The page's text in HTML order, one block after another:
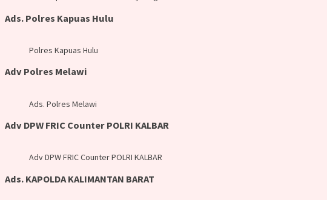
Ads. Polres Kapuas Hulu
Polres Kapuas Hulu
Adv Polres Melawi
Ads. Polres Melawi
Adv DPW FRIC Counter POLRI KALBAR
Adv DPW FRIC Counter POLRI KALBAR
Ads. KAPOLDA KALIMANTAN BARAT